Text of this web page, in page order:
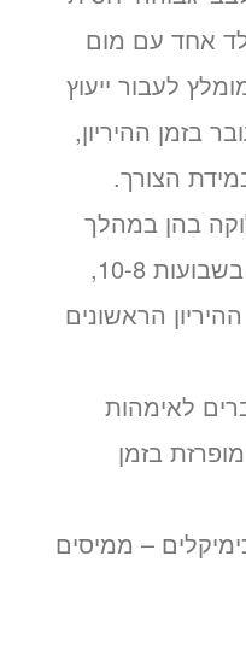
אחד עם מום
לעבור ייעוץ
בזמן ההיריון,
הצורך.
בהן במהלך
, אדמת בשבועות 10-8,
הראשונים
לאימהות
בזמן
– ממיסים